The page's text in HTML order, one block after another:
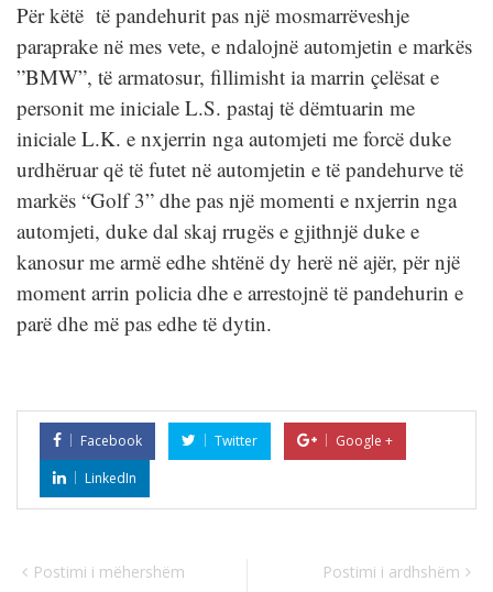
Për këtë të pandehurit pas një mosmarrëveshje
paraprake në mes vete, e ndalojnë automjetin e markës
”BMW”, të armatosur, fillimisht ia marrin çelësat e
personit me iniciale L.S. pastaj të dëmtuarin me
iniciale L.K. e nxjerrin nga automjeti me forcë duke
urdhëruar që të futet në automjetin e të pandehurve të
markës “Golf 3” dhe pas një momenti e nxjerrin nga
automjeti, duke dal skaj rrugës e gjithnjë duke e
kanosur me armë edhe shtënë dy herë në ajër, për një
moment arrin policia dhe e arrestojnë të pandehurin e
parë dhe më pas edhe të dytin.
Facebook Twitter
Google +
LinkedIn
Postimi i mëhershëm Postimi i ardhshëm